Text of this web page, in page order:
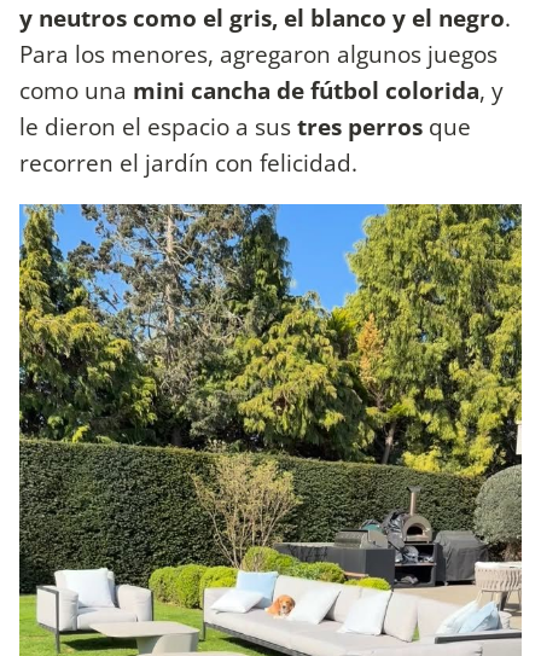
y neutros como el gris, el blanco y el negro.
Para los menores, agregaron algunos juegos
como una mini cancha de fútbol colorida, y
le dieron el espacio a sustres perros que
recorren el jardín con felicidad.